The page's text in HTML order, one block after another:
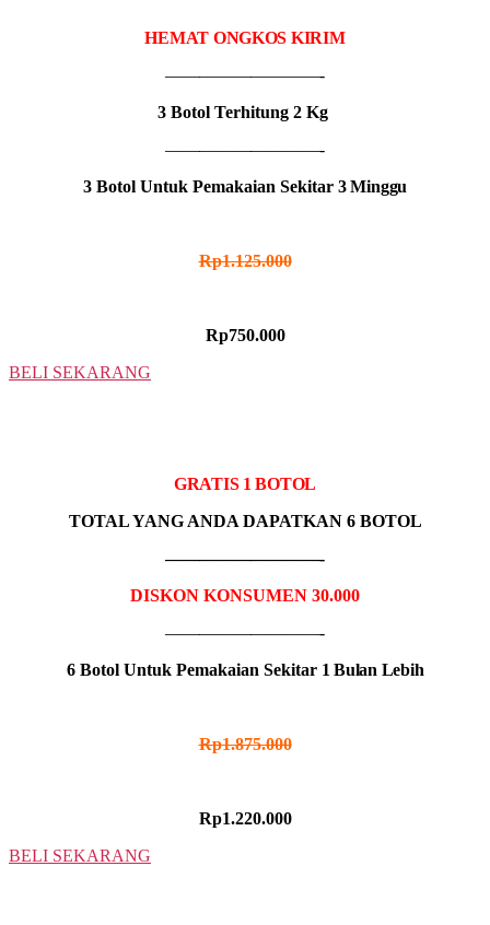
HEMAT ONGKOS KIRIM
—————————-
3 Botol Terhitung 2 Kg
—————————-
3 Botol Untuk Pemakaian Sekitar 3 Minggu
Rp1.125.000
Rp750.000
BELI SEKARANG
GRATIS 1 BOTOL
TOTAL YANG ANDA DAPATKAN 6 BOTOL
—————————-
DISKON KONSUMEN 30.000
—————————-
6 Botol Untuk Pemakaian Sekitar 1 Bulan Lebih
Rp1.875.000
Rp1.220.000
BELI SEKARANG